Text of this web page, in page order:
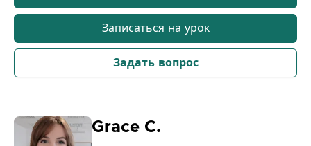
Записаться на урок
Задать вопрос
Grace C.